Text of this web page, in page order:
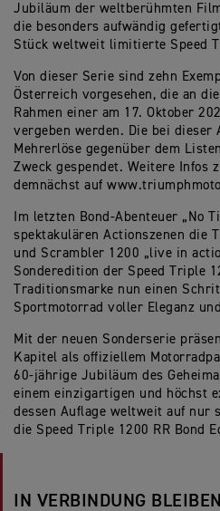
Jubiläum der weltberühmten
die besonders aufwändig
Stück weltweit limitierte Speed
Von dieser Serie sind zehn
Österreich vorgesehen, die an
Rahmen einer am 17. Oktober
vergeben werden. Die bei dieser
Mehrerlöse gegenüber dem
Zweck gespendet. Weitere Infos
demnächst auf
Im letzten Bond-Abenteuer „No
spektakulären Actionszenen die
und Scrambler 1200 „live in
Sonderedition der Speed Triple
Traditionsmarke nun einen
Sportmotorrad voller Eleganz
Mit der neuen Sonderserie
Kapitel als offiziellem
60-jährige Jubiläum des
einem einzigartigen und höchst
dessen Auflage weltweit auf
die Speed Triple 1200 RR Bond
IN VERBINDUNG BLEIBEN